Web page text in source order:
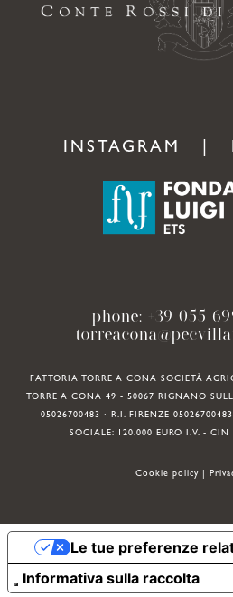
INSTAGRAM
phone: +39 055
FATTORIA TORRE A CONA SOCIETÀ
TORRE A CONA 49 - 50067 RIGNANO
05026700483 · R.I. FIRENZE
SOCIALE: 120.000 EURO I.V. - CIN
Cookie policy|
Informativa sulla raccolta
Le tue preferenze